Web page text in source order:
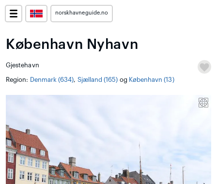
norskhavneguide.no
København Nyhavn
Gjestehavn
Region: Denmark (634), Sjælland (165) og København (13)